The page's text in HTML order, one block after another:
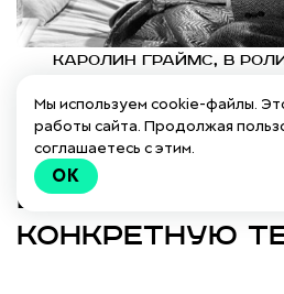
Каролин Граймс, в
замечательная
Шаг 2: Задайте
конкретную
Мы используем cookie-файлы.
работы сайта. Продолжая
соглашаетесь с этим.
OK